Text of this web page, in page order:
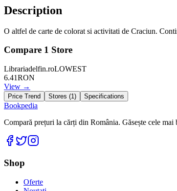
Description
O altfel de carte de colorat si activitati de Craciun.
Compare 1 Store
Librariadelfin.roLOWEST
6.41RON
View →
Price Trend Stores (1) Specifications
Bookpedia
Compară prețuri la cărți din România. Găsește cele
Facebook
Twitter
Shop
Oferte